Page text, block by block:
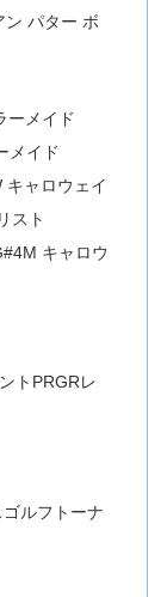
ン パター ボ
ーメイド
メイド
キャロウェイ
スト
キャロウ
トPRGRレ
ルフトーナ